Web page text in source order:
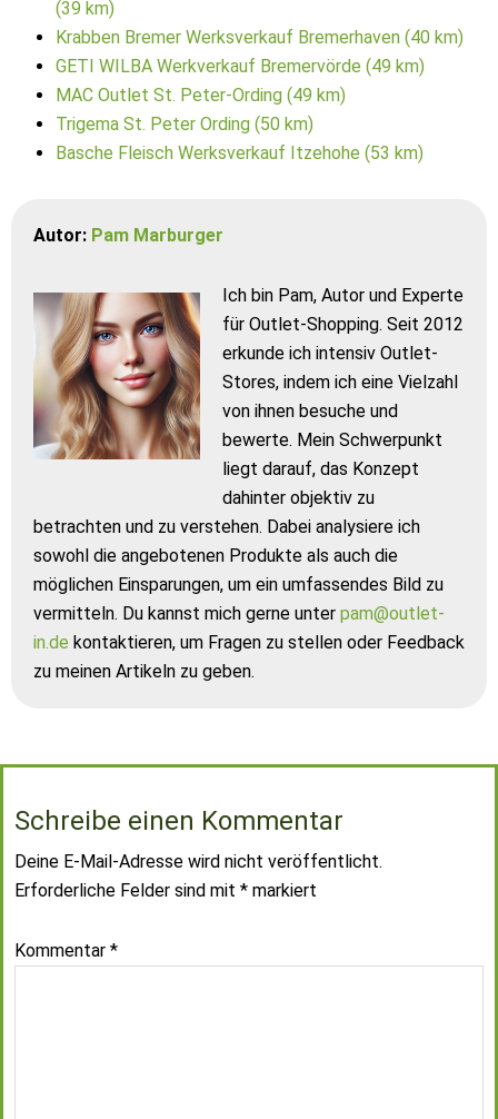
(39 km)
Krabben Bremer Werksverkauf Bremerhaven (40 km)
GETI WILBA Werkverkauf Bremervörde (49 km)
MAC Outlet St. Peter-Ording (49 km)
Trigema St. Peter Ording (50 km)
Basche Fleisch Werksverkauf Itzehohe (53 km)
Autor: Pam Marburger
Ich bin Pam, Autor und Experte
für Outlet-Shopping. Seit 2012
erkunde ich intensiv Outlet-
Stores, indem ich eine Vielzahl
von ihnen besuche und
bewerte. Mein Schwerpunkt
liegt darauf, das Konzept
dahinter objektiv zu
betrachten und zu verstehen. Dabei analysiere ich
sowohl die angebotenen Produkte als auch die
möglichen Einsparungen, um ein umfassendes Bild zu
vermitteln. Du kannst mich gerne unter pam@outlet-
in.de kontaktieren, um Fragen zu stellen oder Feedback
zu meinen Artikeln zu geben.
Schreibe einen Kommentar
Deine E-Mail-Adresse wird nicht veröffentlicht.
Erforderliche Felder sind mit * markiert
Kommentar *